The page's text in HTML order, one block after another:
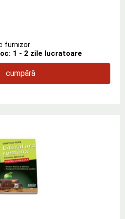
furnizor
1 - 2 zile lucratoare
cumpără